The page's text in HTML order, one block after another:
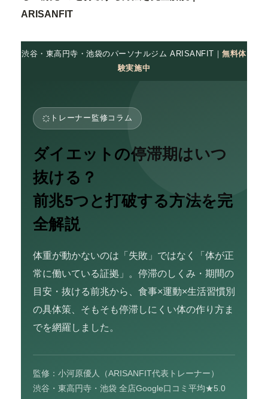
ARISANFIT
渋谷・東高円寺・池袋のパーソナルジム ARISANFIT｜無料体
験実施中
トレーナー監修コラム
ダイエットの停滞期はいつ
抜ける？
前兆5つと打破する方法を完
全解説
体重が動かないのは「失敗」ではなく「体が正
常に働いている証拠」。停滞のしくみ・期間の
目安・抜ける前兆から、食事×運動×生活習慣別
の具体策、そもそも停滞しにくい体の作り方ま
でを網羅しました。
監修：小河原優人（ARISANFIT代表トレーナー）
渋谷・東高円寺・池袋 全店Google口コミ平均★5.0